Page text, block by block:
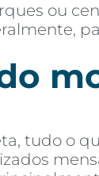
ou
tudo o